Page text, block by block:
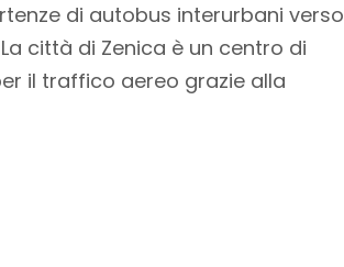
di autobus interurbani verso
città di Zenica è un centro di
il traffico aereo grazie alla